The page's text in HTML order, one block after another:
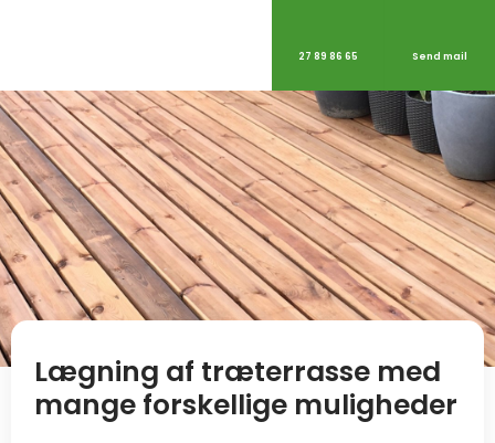
27 89 86 65 Send mail
Lægning af træterrasse med
mange forskellige muligheder